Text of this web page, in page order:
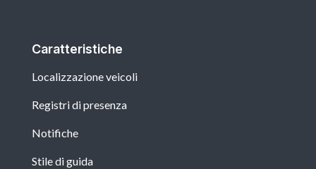
Caratteristiche
Localizzazione veicoli
Registri di presenza
Notifiche
Stile di guida